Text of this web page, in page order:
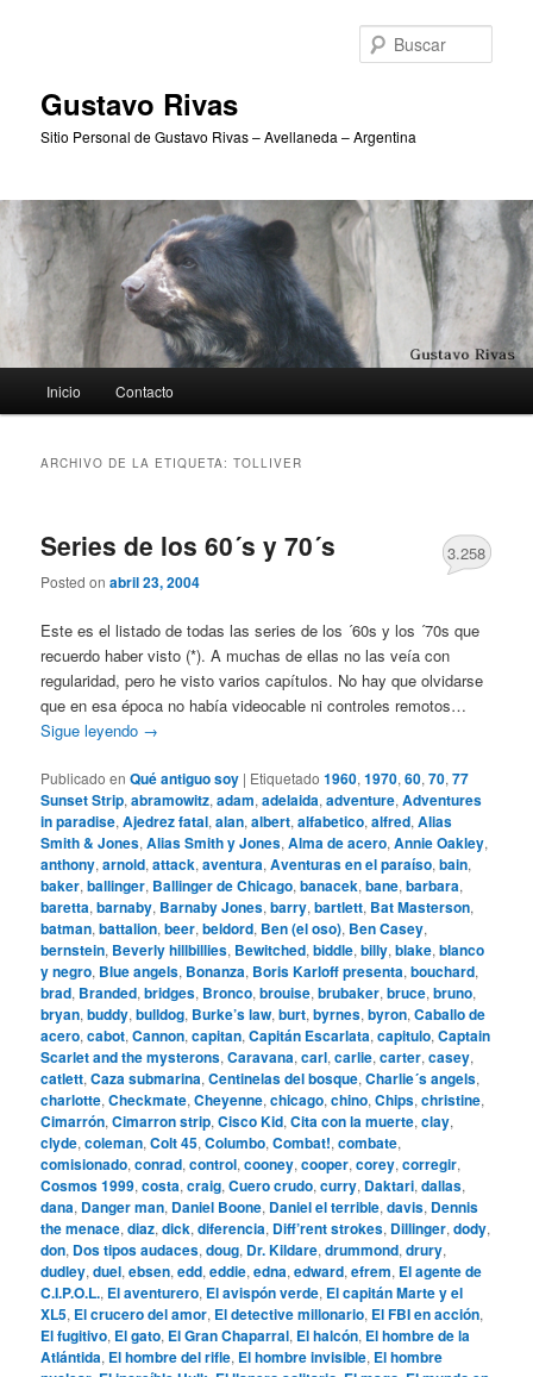
Gustavo Rivas
Sitio Personal de Gustavo Rivas – Avellaneda – Argentina
Inicio Contacto
ARCHIVO DE LA ETIQUETA:TOLLIVER
Series de los 60´s y 70´s
Posted onabril 23, 2004
3.258
Este es el listado de todas las series de los ´60s y los ´70s que
recuerdo haber visto (*). A muchas de ellas no las veía con
regularidad, pero he visto varios capítulos. No hay que olvidarse
que en esa época no había videocable ni controles remotos…
Sigue leyendo →
Publicado en Qué antiguo soy | Etiquetado 1960,1970,60,70,77
Sunset Strip,abramowitz,adam,adelaida,adventure,Adventures
in paradise,Ajedrez fatal,alan,albert,alfabetico,alfred,Alias
Smith & Jones,Alias Smith y Jones,Alma de acero,Annie Oakley,
anthony,arnold,attack,aventura,Aventuras en el paraíso,bain,
baker,ballinger, Ballinger de Chicago,banacek,bane,barbara,
baretta,barnaby, Barnaby Jones,barry,bartlett, Bat Masterson,
batman,battalion,beer,beldord, Ben (el oso), Ben Casey,
bernstein, Beverly hillbillies, Bewitched,biddle,billy,blake,blanco
y negro, Blue angels, Bonanza, Boris Karloff presenta,bouchard,
brad, Branded,bridges, Bronco,brouise,brubaker,bruce,bruno,
bryan,buddy,bulldog, Burke’s law,burt,byrnes,byron,Caballo de
acero,cabot,Cannon,capitan,Capitán Escarlata,capitulo,Captain
Scarlet and the mysterons,Caravana,carl,carlie,carter,casey,
catlett,Caza submarina,Centinelas del bosque,Charlie´s angels,
charlotte,Checkmate,Cheyenne,chicago,chino,Chips,christine,
Cimarrón,Cimarron strip,Cisco Kid,Cita con la muerte,clay,
clyde,coleman,Colt 45,Columbo,Combat!,combate,
comisionado,conrad,control,cooney,cooper,corey,corregir,
Cosmos 1999,costa,craig,Cuero crudo,curry, Daktari,dallas,
dana, Danger man, Daniel Boone, Daniel el terrible,davis, Dennis
the menace,diaz,dick,diferencia, Diff’rent strokes, Dillinger,dody,
don, Dos tipos audaces,doug, Dr. Kildare,drummond,drury,
dudley,duel,ebsen,edd,eddie,edna,edward,efrem, El agente de
C.I.P.O.L., El aventurero, El avispón verde, El capitán Marte y el
XL5, El crucero del amor, El detective millonario, El FBI en acción,
El fugitivo, El gato, El Gran Chaparral, El halcón, El hombre de la
Atlántida, El hombre del rifle, El hombre invisible, El hombre